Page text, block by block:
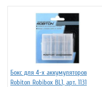
Бокс для 4-х аккумуляторов
Robiton Robibox BL1, арт. 1131